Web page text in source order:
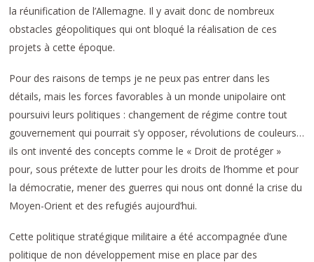
la réunification de l’Allemagne. Il y avait donc de nombreux
obstacles géopolitiques qui ont bloqué la réalisation de ces
projets à cette époque.
Pour des raisons de temps je ne peux pas entrer dans les
détails, mais les forces favorables à un monde unipolaire ont
poursuivi leurs politiques : changement de régime contre tout
gouvernement qui pourrait s’y opposer, révolutions de couleurs…
ils ont inventé des concepts comme le « Droit de protéger »
pour, sous prétexte de lutter pour les droits de l’homme et pour
la démocratie, mener des guerres qui nous ont donné la crise du
Moyen-Orient et des refugiés aujourd’hui.
Cette politique stratégique militaire a été accompagnée d’une
politique de non développement mise en place par des